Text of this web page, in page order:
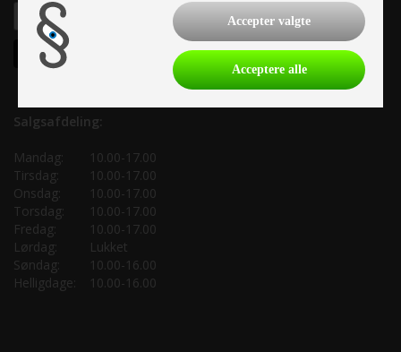
Salgsafdeling:
Mandag:
10.00-17.00
Tirsdag:
10.00-17.00
Onsdag:
10.00-17.00
Torsdag:
10.00-17.00
Fredag:
10.00-17.00
Lørdag:
Lukket
Søndag:
10.00-16.00
Helligdage:
10.00-16.00
Accepter valgte
Acceptere alle